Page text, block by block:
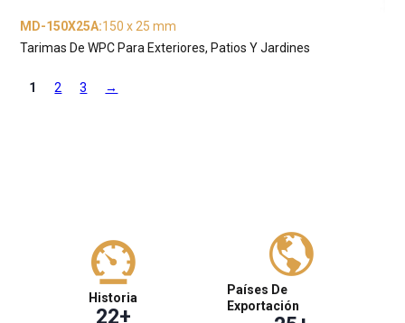
MD-150X25A:150 x 25 mm
Tarimas De WPC Para Exteriores, Patios Y Jardines
1 2 3 →
Historia
22+
Países De
Exportación